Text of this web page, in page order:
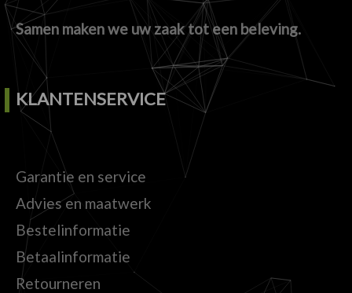
Samen maken we uw zaak tot een beleving.
KLANTENSERVICE
Garantie en service
Advies en maatwerk
Bestelinformatie
Betaalinformatie
Retourneren